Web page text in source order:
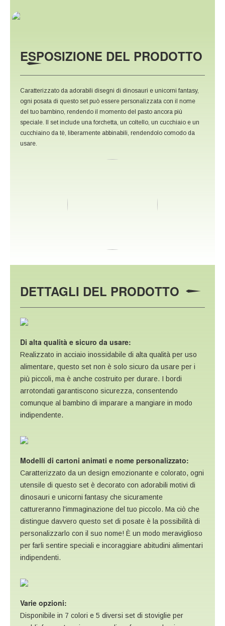
ESPOSIZIONE DEL PRODOTTO
Caratterizzato da adorabili disegni di dinosauri e unicorni fantasy,
ogni posata di questo set può essere personalizzata con il nome
del tuo bambino, rendendo il momento del pasto ancora più
speciale. Il set include una forchetta, un coltello, un cucchiaio e un
cucchiaino da tè, liberamente abbinabili, rendendolo comodo da
usare.
DETTAGLI DEL PRODOTTO
Di alta qualità e sicuro da usare:
Realizzato in acciaio inossidabile di alta qualità per uso
alimentare, questo set non è solo sicuro da usare per i
più piccoli, ma è anche costruito per durare. I bordi
arrotondati garantiscono sicurezza, consentendo
comunque al bambino di imparare a mangiare in modo
indipendente.
Modelli di cartoni animati e nome personalizzato:
Caratterizzato da un design emozionante e colorato, ogni
utensile di questo set è decorato con adorabili motivi di
dinosauri e unicorni fantasy che sicuramente
cattureranno l'immaginazione del tuo piccolo. Ma ciò che
distingue davvero questo set di posate è la possibilità di
personalizzarlo con il suo nome! È un modo meraviglioso
per farli sentire speciali e incoraggiare abitudini alimentari
indipendenti.
Varie opzioni:
Disponibile in 7 colori e 5 diversi set di stoviglie per